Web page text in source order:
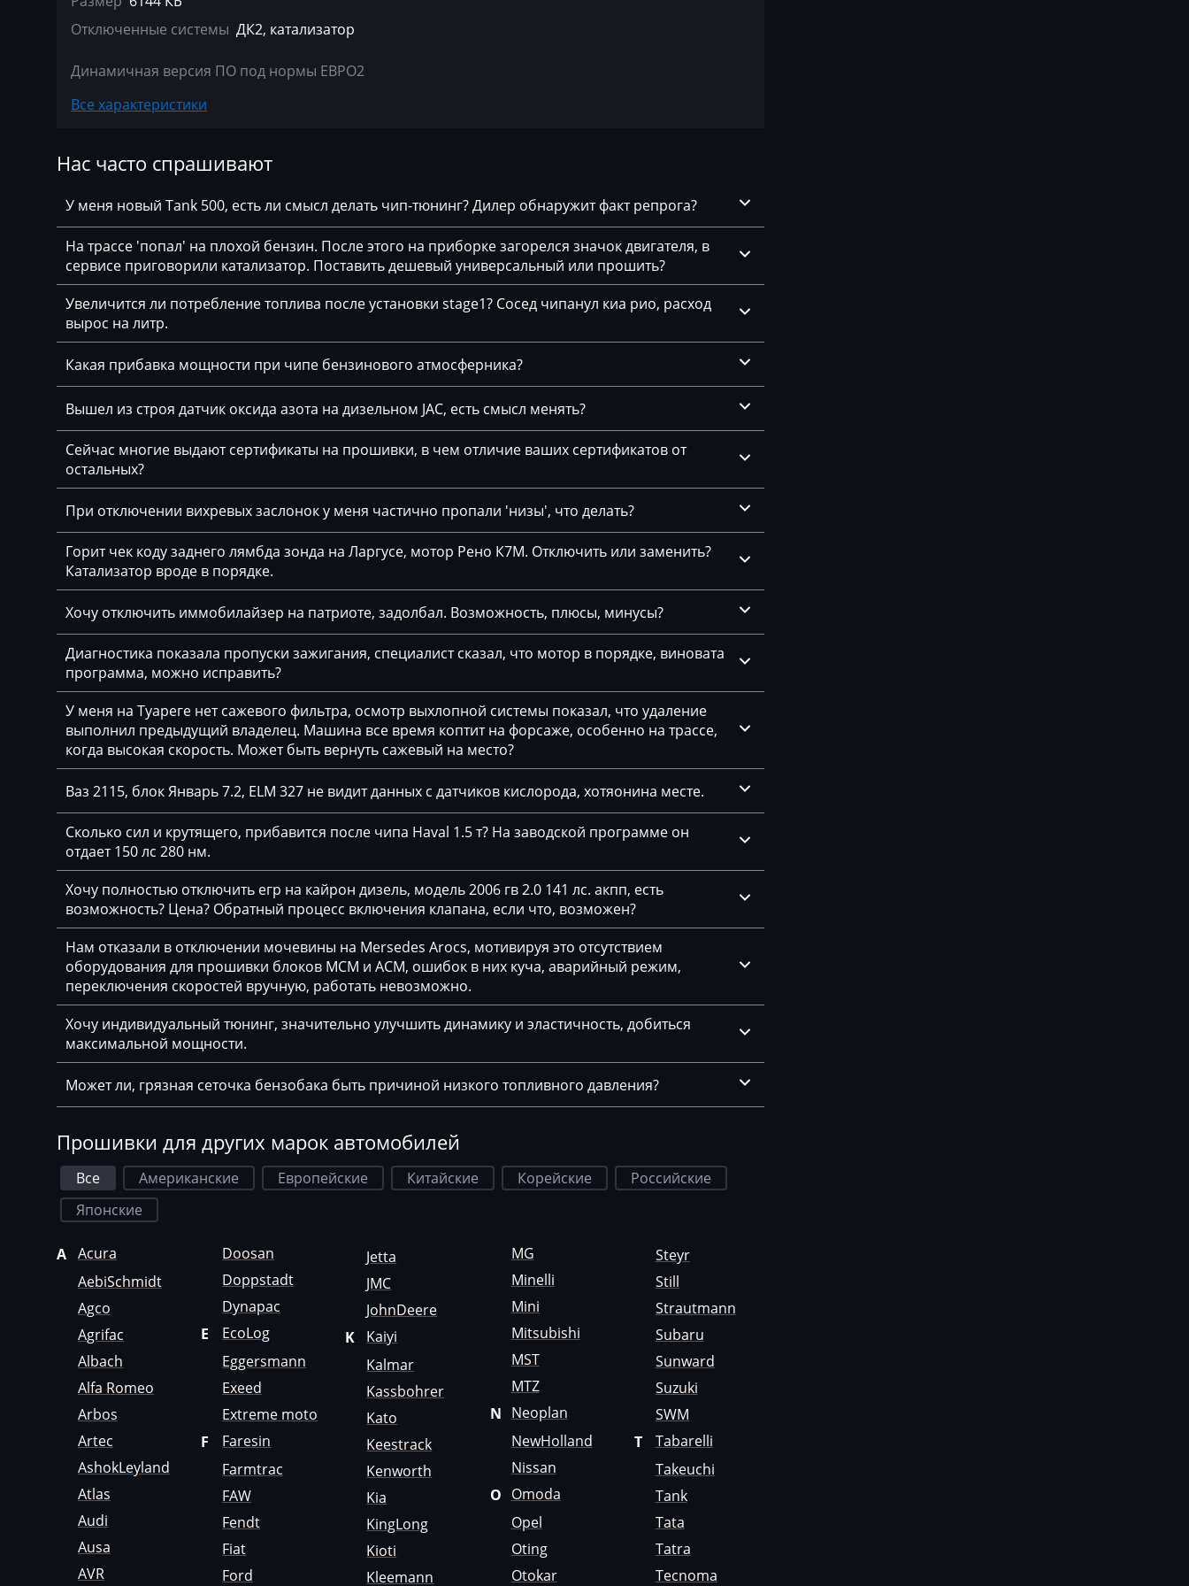
Bajaj
Belgee
Bentley
BMW
BobCat
Bomag
Brilliance
Buhler
Cadillac
Camc
Case
Caterpillar
CFMoto
Challenger
Changan
Changhe
Chery
Chevrolet
Chrysler
Citroen
Claas
CMI
Comacchio
Cupra
Dacia
Daewoo
DAF
Dammann
Derways
Deutz
Dieci
Dodge
Dongfeng
Doosan
Doppstadt
Dynapac
EcoLog
Eggersmann
Extreme moto
Bosch MDG1 (MDG1G LK)
Bosch MEV17.4.6
Bosch MEV9.2
Bosch MEVD17.2.х
Bosch MG1 (MG1CS201)
Siemens MS41
Siemens MS43
Siemens MS45.x
Siemens MSD85.x(87.x)
Siemens MSV7x
Siemens MSV90
Отключенные системы ДК2, катализатор
Динамичная версия ПО под нормы ЕВРО2
Все характеристики
Нас часто спрашивают
У меня новый Tank 500, есть ли смысл делать чип-тюнинг? Дилер обнаружит факт репрога?
На трассе 'попал' на плохой бензин. После этого на приборке загорелся значок двигателя, в
сервисе приговорили катализатор. Поставить дешевый универсальный или прошить?
Увеличится ли потребление топлива после установки stage1? Сосед чипанул киа рио, расход
вырос на литр.
Какая прибавка мощности при чипе бензинового атмосферника?
Вышел из строя датчик оксида азота на дизельном JAC, есть смысл менять?
Сейчас многие выдают сертификаты на прошивки, в чем отличие ваших сертификатов от
остальных?
При отключении вихревых заслонок у меня частично пропали 'низы', что делать?
Горит чек коду заднего лямбда зонда на Ларгусе, мотор Рено К7М. Отключить или заменить?
Катализатор вроде в порядке.
Хочу отключить иммобилайзер на патриоте, задолбал. Возможность, плюсы, минусы?
Диагностика показала пропуски зажигания, специалист сказал, что мотор в порядке, виновата
программа, можно исправить?
У меня на Туареге нет сажевого фильтра, осмотр выхлопной системы показал, что удаление
выполнил предыдущий владелец. Машина все время коптит на форсаже, особенно на трассе,
когда высокая скорость. Может быть вернуть сажевый на место?
Ваз 2115, блок Январь 7.2, ELM 327 не видит данных с датчиков кислорода, хотяонина месте.
Сколько сил и крутящего, прибавится после чипа Haval 1.5 т? На заводской программе он
отдает 150 лс 280 нм.
Хочу полностью отключить егр на кайрон дизель, модель 2006 гв 2.0 141 лс. акпп, есть
возможность? Цена? Обратный процесс включения клапана, если что, возможен?
Нам отказали в отключении мочевины на Mersedes Arocs, мотивируя это отсутствием
оборудования для прошивки блоков MCM и ACM, ошибок в них куча, аварийный режим,
переключения скоростей вручную, работать невозможно.
Хочу индивидуальный тюнинг, значительно улучшить динамику и эластичность, добиться
максимальной мощности.
Может ли, грязная сеточка бензобака быть причиной низкого топливного давления?
Прошивки для других марок автомобилей
Все Американские Европейские Китайские Корейские
Российские
Японские
A Acura
AebiSchmidt
Agco
Agrifac
Albach
Alfa Romeo
Arbos
Artec
AshokLeyland
Atlas
Audi
Ausa
AVR
Doosan
Doppstadt
Dynapac
E
EcoLog
Eggersmann
Exeed
Extreme moto
F
Faresin
Farmtrac
FAW
Fendt
Fiat
Ford
Jetta
JMC
JohnDeere
K
Kaiyi
Kalmar
Kassbohrer
Kato
Keestrack
Kenworth
Kia
KingLong
Kioti
Kleemann
MG
Minelli
Mini
Mitsubishi
MST
MTZ
N Neoplan
NewHolland
Nissan
O Omoda
Opel
Oting
Otokar
Steyr
Still
Strautmann
Subaru
Sunward
Suzuki
SWM
T
Tabarelli
Takeuchi
Tank
Tata
Tatra
Tecnoma